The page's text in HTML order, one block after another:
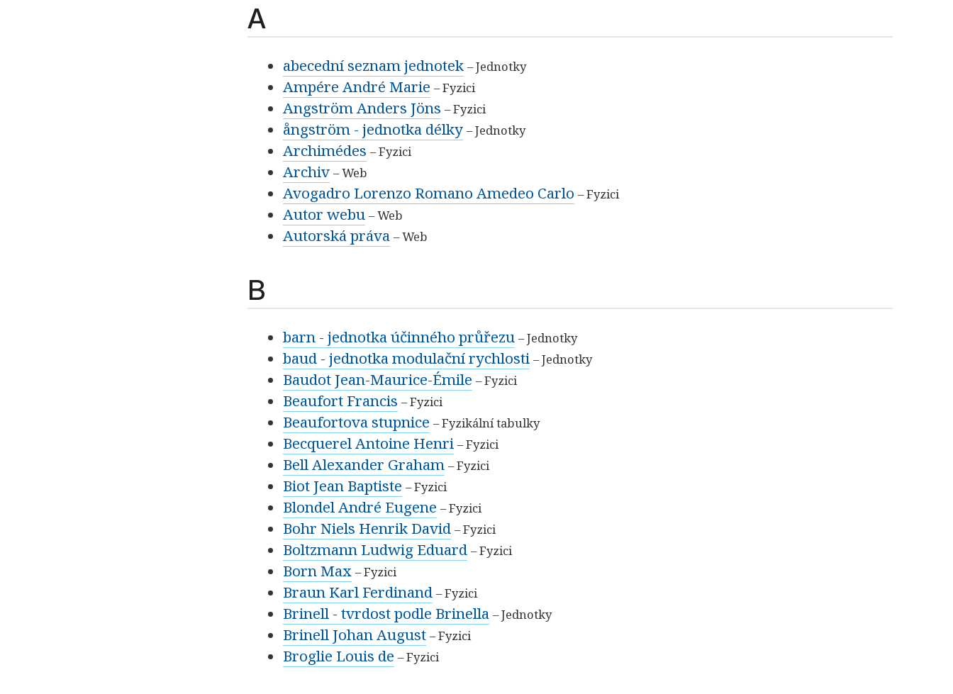
A
abecední seznam jednotek – Jednotky
Ampére André Marie – Fyzici
Angström Anders Jöns – Fyzici
ångström - jednotka délky – Jednotky
Archimédes – Fyzici
Archiv – Web
Avogadro Lorenzo Romano Amedeo Carlo – Fyzici
Autor webu – Web
Autorská práva – Web
B
barn - jednotka účinného průřezu – Jednotky
baud - jednotka modulační rychlosti – Jednotky
Baudot Jean-Maurice-Émile – Fyzici
Beaufort Francis – Fyzici
Beaufortova stupnice – Fyzikální tabulky
Becquerel Antoine Henri – Fyzici
Bell Alexander Graham – Fyzici
Biot Jean Baptiste – Fyzici
Blondel André Eugene – Fyzici
Bohr Niels Henrik David – Fyzici
Boltzmann Ludwig Eduard – Fyzici
Born Max – Fyzici
Braun Karl Ferdinand – Fyzici
Brinell - tvrdost podle Brinella – Jednotky
Brinell Johan August – Fyzici
Broglie Louis de – Fyzici